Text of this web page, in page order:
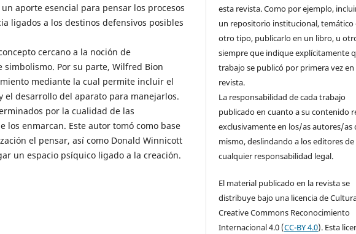
aporte esencial para pensar los procesos
ligados a los destinos defensivos posibles
cercano a la noción de
simbolismo. Por su parte, Wilfred Bion
mediante la cual permite incluir el
el desarrollo del aparato para manejarlos.
por la cualidad de las
los enmarcan. Este autor tomó como base
el pensar, así como Donald Winnicott
un espacio psíquico ligado a la creación.
esta revista. Como por ejemplo,
un repositorio institucional, temático
otro tipo, publicarlo en un libro, u
siempre que indique explícitamente
trabajo se publicó por primera vez en
revista.
La responsabilidad de cada trabajo
publicado en cuanto a su contenido
exclusivamente en los/as autores/as
mismo, deslindando a los editores de
cualquier responsabilidad legal.
El material publicado en la revista se
distribuye bajo una licencia de
Creative Commons Reconocimiento
Internacional 4.0 (CC-BY 4.0). Esta